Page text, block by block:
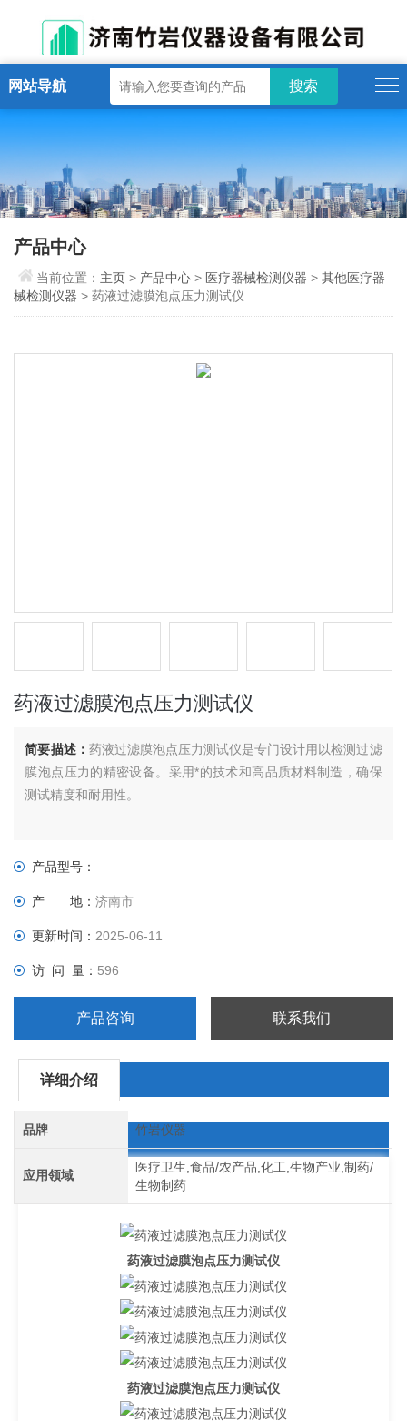
网站导航
产品中心
当前位置： 主页> 产品中心 > 医疗器械检测仪器 >其他医疗器
械检测仪器 > 药液过滤膜泡点压力测试仪
药液过滤膜泡点压力测试仪
简要描述： 药液过滤膜泡点压力测试仪是专门设计用以检测过滤
膜泡点压力的精密设备。采用*的技术和高品质材料制造，确保
测试精度和耐用性。
产品型号：
产 地：济南市
更新时间：2025-06-11
访 问 量： 596
产品咨询 联系我们
详细介绍
品牌 竹岩仪器
应用领域
医疗卫生,食品/农产品,化工,生物产业,制药/
生物制药
药液过滤膜泡点压力测试仪
药液过滤膜泡点压力测试仪